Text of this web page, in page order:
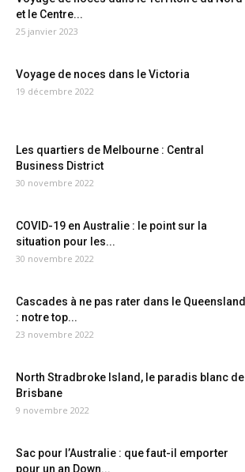
et le Centre...
25 janvier 2023
Voyage de noces dans le Victoria
19 décembre 2022
Les quartiers de Melbourne : Central
Business District
30 novembre 2022
COVID-19 en Australie : le point sur la
situation pour les...
30 novembre 2022
Cascades à ne pas rater dans le Queensland
: notre top...
23 novembre 2022
North Stradbroke Island, le paradis blanc de
Brisbane
9 novembre 2022
Sac pour l’Australie : que faut-il emporter
pour un an Down...